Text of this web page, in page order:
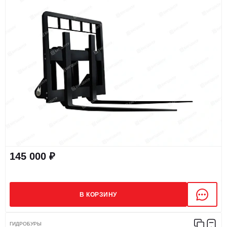
145 000 ₽
В КОРЗИНУ
ГИДРОБУРЫ